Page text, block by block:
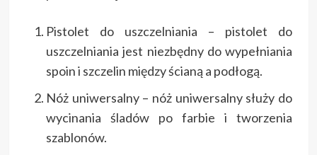
Pistolet do uszczelniania – pistolet do
uszczelniania jest niezbędny do wypełniania
spoin i szczelin między ścianą a podłogą.
Nóż uniwersalny – nóż uniwersalny służy do
wycinania śladów po farbie i tworzenia
szablonów.